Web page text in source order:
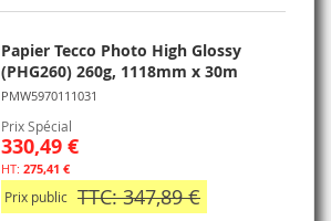
Papier Tecco Photo High Glossy
(PHG260) 260g, 1118mm x 30m
PMW5970111031
Prix Spécial
330,49 €
275,41 €
Prix public TTC: 347,89 €